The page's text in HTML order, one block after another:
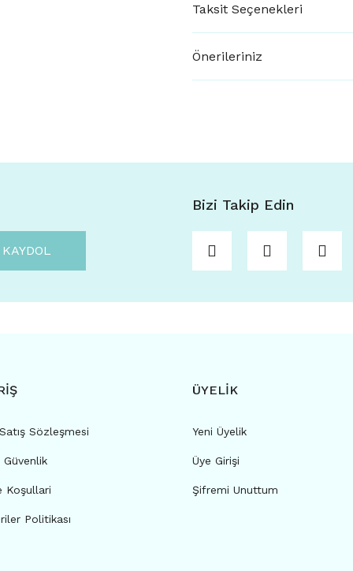
Taksit Seçenekleri
Önerileriniz
KAYDOL
Bizi Takip Edin
Sözleşmesi
Koşullari
Politikası
ÜYELİK
Yeni Üyelik
Üye Girişi
Şifremi Unuttum